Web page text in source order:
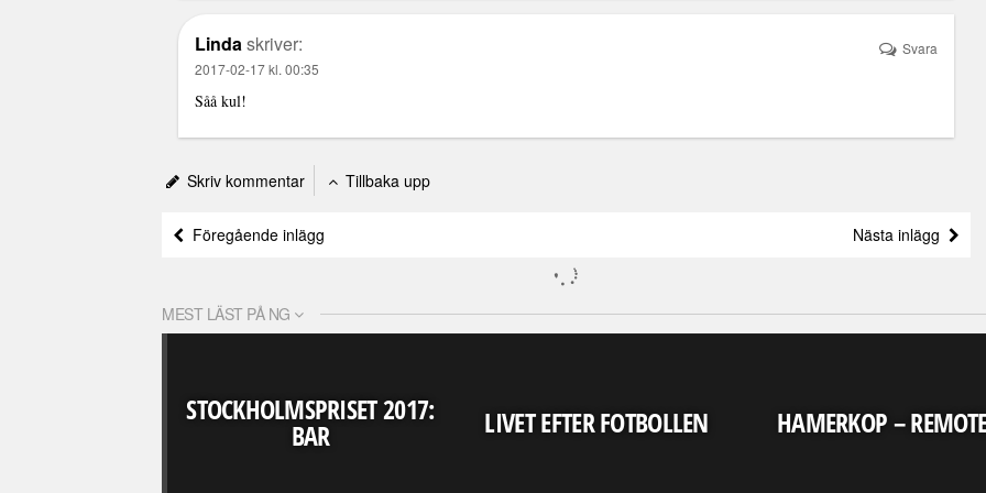
Lindaskriver:
2017-02-17 kl. 00:35
Såå kul!
Svara
Skriv kommentar Tillbaka upp
Föregående inlägg Nästa inlägg
MEST LÄST PÅ NG
STOCKHOLMSPRISET 2017:
BAR LIVET EFTER FOTBOLLEN HAMERKOP –